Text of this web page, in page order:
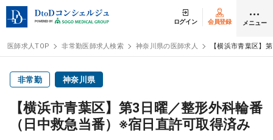
ログイン 会員登録 メニュー
医師求人
医師求人TOP 非常勤医師求人検索 神奈川県の医師求人 【横浜市青葉区】
非常勤 神奈川県
【横浜市青葉区】第3日曜／整形外科輪番
（日中救急当番）※宿日直許可取得済み